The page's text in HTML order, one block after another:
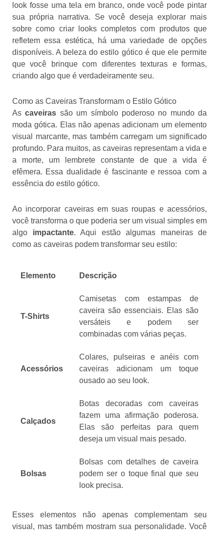
look fosse uma tela em branco, onde você pode pintar
sua própria narrativa. Se você deseja explorar mais
sobre como criar looks completos com produtos que
refletem essa estética, há uma variedade de opções
disponíveis. A beleza do estilo gótico é que ele permite
que você brinque com diferentes texturas e formas,
criando algo que é verdadeiramente seu.
Como as Caveiras Transformam o Estilo Gótico
Ascaveiras são um símbolo poderoso no mundo da
moda gótica. Elas não apenas adicionam um elemento
visual marcante, mas também carregam um significado
profundo. Para muitos, as caveiras representam a vida e
a morte, um lembrete constante de que a vida é
efêmera. Essa dualidade é fascinante e ressoa com a
essência do estilo gótico.
Ao incorporar caveiras em suas roupas e acessórios,
você transforma o que poderia ser um visual simples em
algo impactante. Aqui estão algumas maneiras de
como as caveiras podem transformar seu estilo:
Elemento Descrição
T-Shirts
Camisetas com estampas de
caveira são essenciais. Elas são
versáteis e podem ser
combinadas com várias peças.
Acessórios
Colares, pulseiras e anéis com
caveiras adicionam um toque
ousado ao seu look.
Calçados
Botas decoradas com caveiras
fazem uma afirmação poderosa.
Elas são perfeitas para quem
deseja um visual mais pesado.
Bolsas
Bolsas com detalhes de caveira
podem ser o toque final que seu
look precisa.
Esses elementos não apenas complementam seu
visual, mas também mostram sua personalidade. Você